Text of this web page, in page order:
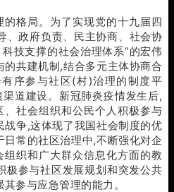
格局。为了实现党的十九届四
、政府负责、民主协商、社会协
技支撑的社会治理体系”的宏伟
的共建机制,结合多元主体协商合
序参与社区(村)治理的制度平
道建设。新冠肺炎疫情发生后,
社会组织和公民个人积极参与
战争,这体现了我国社会制度的优
常的社区治理中,不断强化对企
织和广大群众信息化方面的教
极参与社区发展规划和突发公共
参与应急管理的能力。